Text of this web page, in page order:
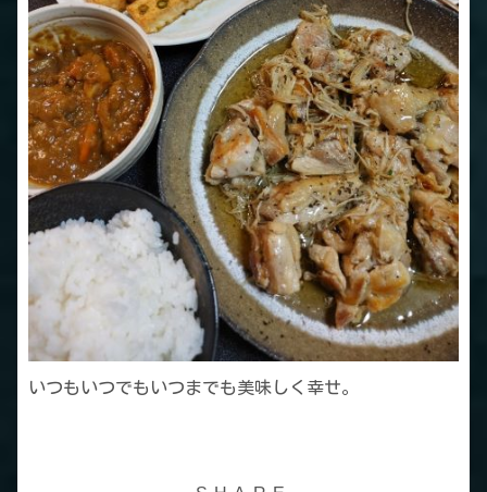
いつもいつでもいつまでも美味しく幸せ。